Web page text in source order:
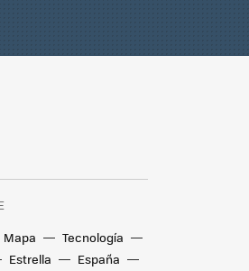
Mapa
Tecnología
Estrella
España